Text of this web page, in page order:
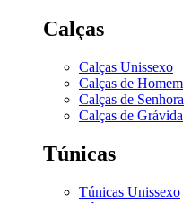
Calças
Calças Unissexo
Calças de Homem
Calças de Senhora
Calças de Grávida
Túnicas
Túnicas Unissexo